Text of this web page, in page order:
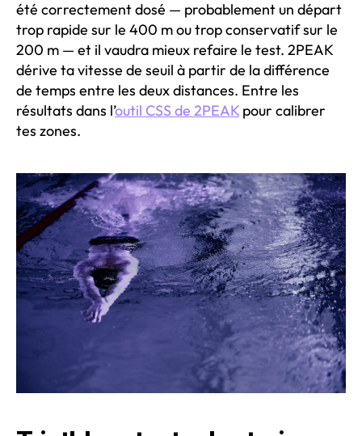
été correctement dosé — probablement un départ
trop rapide sur le 400 m ou trop conservatif sur le
200 m — et il vaudra mieux refaire le test. 2PEAK
dérive ta vitesse de seuil à partir de la différence
de temps entre les deux distances. Entre les
résultats dans l’outil CSS de 2PEAK pour calibrer
tes zones.